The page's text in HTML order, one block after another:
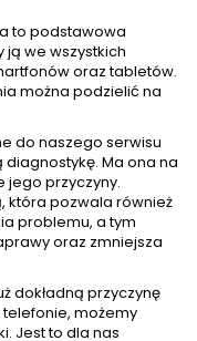
to podstawowa
we wszystkich
oraz tabletów.
można podzielić na
do naszego serwisu
Ma ona na
jego przyczyny.
która pozwala również
problemu, a tym
oraz zmniejsza
dokładną przyczynę
telefonie, możemy
Jest to dla nas